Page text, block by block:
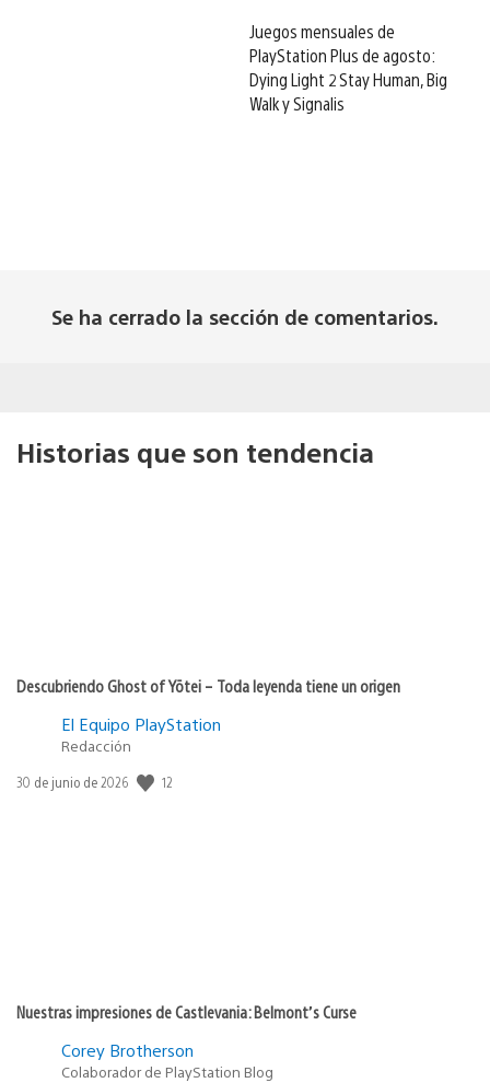
Juegos mensuales de
PlayStation Plus de agosto:
Dying Light 2 Stay Human, Big
Walk y Signalis
Se ha cerrado la sección de comentarios.
Historias que son tendencia
Descubriendo Ghost of Yōtei – Toda leyenda tiene un origen
El Equipo PlayStation
Redacción
Fecha
30 de junio de 2026 12
Nuestras impresiones de Castlevania: Belmont’s Curse
Corey Brotherson
Colaborador de PlayStation Blog